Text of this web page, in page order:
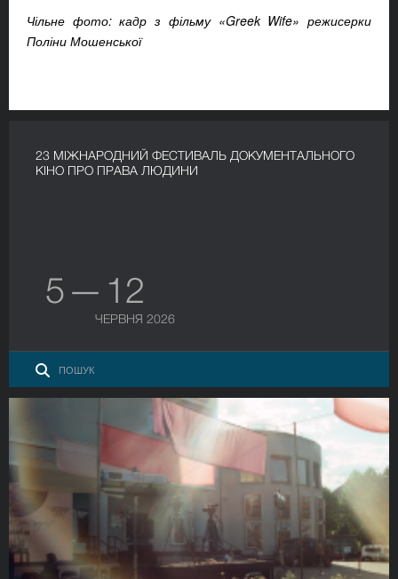
Чільне фото: кадр з фільму «Greek Wife» режисерки
Поліни Мошенської
23 МІЖНАРОДНИЙ ФЕСТИВАЛЬ ДОКУМЕНТАЛЬНОГО
КІНО ПРО ПРАВА ЛЮДИНИ
5 — 12
ЧЕРВНЯ 2026